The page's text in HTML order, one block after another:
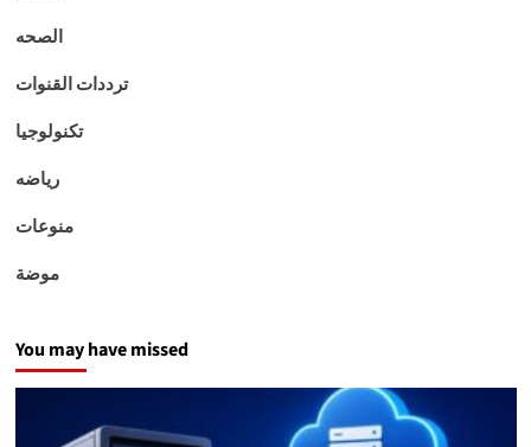
الصحه
ترددات القنوات
تكنولوجيا
رياضه
منوعات
موضة
You may have missed